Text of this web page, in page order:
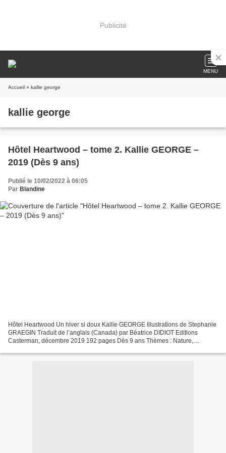
Publicité
MENU
Accueil » kallie george
kallie george
Hôtel Heartwood – tome 2. Kallie GEORGE –
2019 (Dès 9 ans)
Publié le 10/02/2022 à 06:05
Par Blandine
Hôtel Heartwood Un hiver si doux Kallie GEORGE Illustrations de Stephanie
GRAEGIN Traduit de l’anglais (Canada) par Béatrice DIDIOT Editions
Casterman, décembre 2019 192 pages Dès 9 ans Thèmes : Nature,